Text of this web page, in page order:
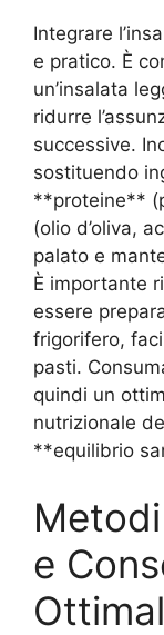
Integrare
e pratico. È
un’insalata
ridurre
successive.
sostituendo
**proteine**
(olio d’oliva,
palato e
È importante
essere
frigorifero,
pasti.
quindi un
nutrizionale
**equilibrio
e